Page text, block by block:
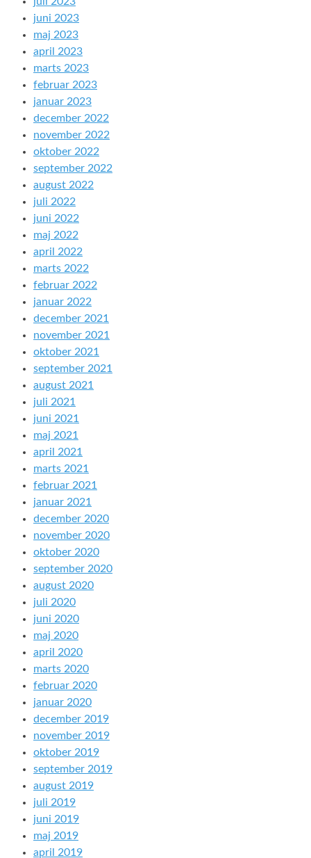
juni 2023
maj 2023
april 2023
marts 2023
februar 2023
januar 2023
december 2022
november 2022
oktober 2022
september 2022
august 2022
juli 2022
juni 2022
maj 2022
april 2022
marts 2022
februar 2022
januar 2022
december 2021
november 2021
oktober 2021
september 2021
august 2021
juli 2021
juni 2021
maj 2021
april 2021
marts 2021
februar 2021
januar 2021
december 2020
november 2020
oktober 2020
september 2020
august 2020
juli 2020
juni 2020
maj 2020
april 2020
marts 2020
februar 2020
januar 2020
december 2019
november 2019
oktober 2019
september 2019
august 2019
juli 2019
juni 2019
maj 2019
april 2019